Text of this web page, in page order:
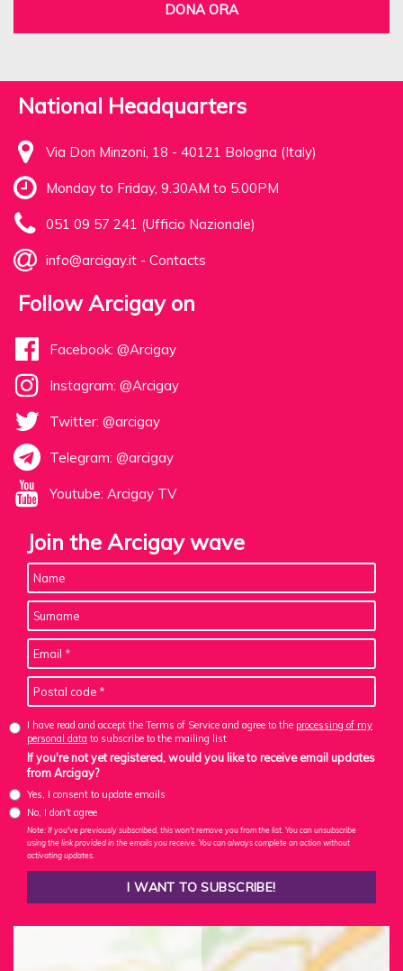
DONA ORA
National Headquarters
Via Don Minzoni, 18 - 40121 Bologna (Italy)
Monday to Friday, 9.30AM to 5.00PM
051 09 57 241 (Ufficio Nazionale)
info@arcigay.it - Contacts
Follow Arcigay on
Facebook: @Arcigay
Instagram: @Arcigay
Twitter: @arcigay
Telegram: @arcigay
Youtube: Arcigay TV
Join the Arcigay wave
I have read and accept the Terms of Service and agree to the processing of my
personal data to subscribe to the mailing list
If you're not yet registered, would you like to receive email updates
from Arcigay?
Yes, I consent to update emails
No, I don't agree
Note: If you've previously subscribed, this won't remove you from the list. You can unsubscribe
using the link provided in the emails you receive. You can always complete an action without
activating updates.